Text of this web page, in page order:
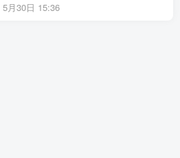
5月30日 15:36